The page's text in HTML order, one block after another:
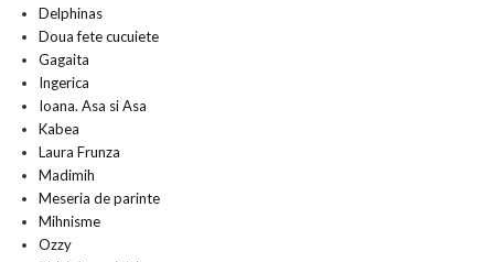
Delphinas
Doua fete cucuiete
Gagaita
Ingerica
Ioana. Asa si Asa
Kabea
Laura Frunza
Madimih
Meseria de parinte
Mihnisme
Ozzy